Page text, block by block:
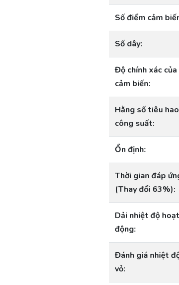
Số điểm cảm
Số dây:
Độ chính xác của
cảm biến:
Hằng số tiêu hao
công suất:
Ổn định:
Thời gian đáp
(Thay đổi 63%):
Dải nhiệt độ hoạt
động:
Đánh giá nhiệt
vỏ: